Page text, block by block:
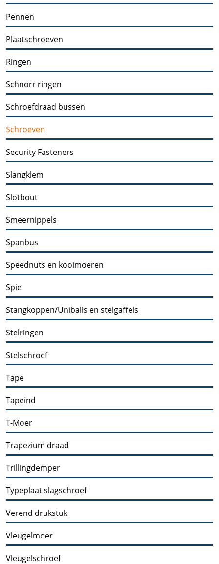
Pennen
Plaatschroeven
Ringen
Schnorr ringen
Schroefdraad bussen
Schroeven
Security Fasteners
Slangklem
Slotbout
Smeernippels
Spanbus
Speednuts en kooimoeren
Spie
Stangkoppen/Uniballs en stelgaffels
Stelringen
Stelschroef
Tape
Tapeind
T-Moer
Trapezium draad
Trillingdemper
Typeplaat slagschroef
Verend drukstuk
Vleugelmoer
Vleugelschroef